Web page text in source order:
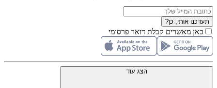
תעדכנו אותי, כן?
כאן מאשרים קבלת דואר פרסומי
הצג עוד